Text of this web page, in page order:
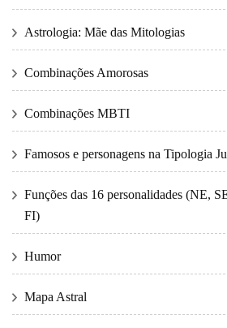
Astrologia: Mãe das Mitologias
Combinações Amorosas
Combinações MBTI
Famosos e personagens na Tipologia
Funções das 16 personalidades (NE,
FI)
Humor
Mapa Astral